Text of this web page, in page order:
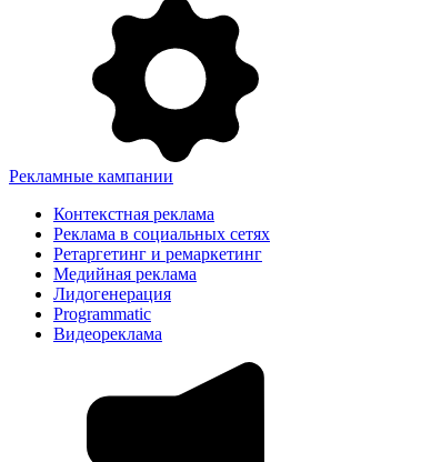
Рекламные кампании
Контекстная реклама
Реклама в социальных сетях
Ретаргетинг и ремаркетинг
Медийная реклама
Лидогенерация
Programmatic
Видеореклама